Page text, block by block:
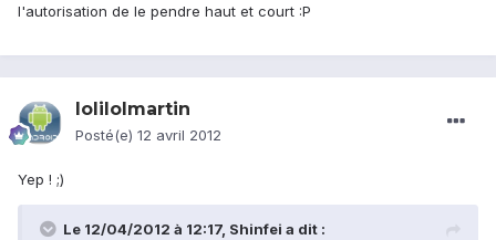
l'autorisation de le pendre haut et court :P
lolilolmartin
Posté(e) 12 avril 2012
Yep ! ;)
Le 12/04/2012 à 12:17, Shinfei a dit :